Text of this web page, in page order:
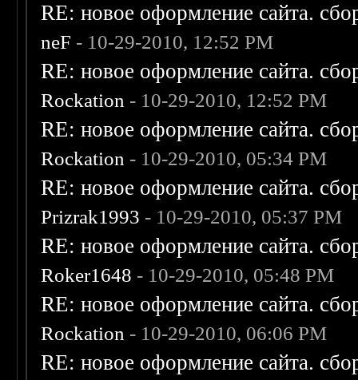
RE: новое оформление сайта.
neF - 10-29-2010, 12:52 PM
RE: новое оформление сайта.
Rockation - 10-29-2010, 12:52 PM
RE: новое оформление сайта.
Rockation - 10-29-2010, 05:34 PM
RE: новое оформление сайта.
Prizrak1993 - 10-29-2010, 05:37 PM
RE: новое оформление сайта.
Roker1648 - 10-29-2010, 05:48 PM
RE: новое оформление сайта.
Rockation - 10-29-2010, 06:06 PM
RE: новое оформление сайта.